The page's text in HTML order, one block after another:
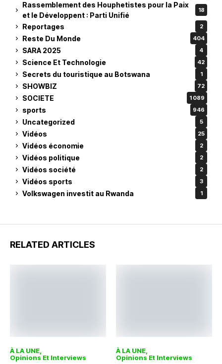
Rassemblement des Houphetistes pour la Paix
et le Développent : Parti Unifié
18
Reportages 2
Reste Du Monde 404
SARA 2025 4
Science Et Technologie 42
Secrets du touristique au Botswana 1
SHOWBIZ 72
SOCIETE 1 089
sports 946
Uncategorized 5
Vidéos 25
Vidéos économie 2
Vidéos politique 2
Vidéos société 2
Vidéos sports 3
Volkswagen investit au Rwanda 1
RELATED ARTICLES
À LA UNE
Opinions Et Interviews
À LA UNE
Opinions Et Interviews